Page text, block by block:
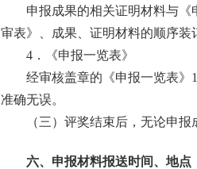
申报成果的相关证明材料与《
审表》、成果、证明材料的顺序装
4．《申报一览表》
经审核盖章的《申报一览表》1
准确无误。
（三）评奖结束后，无论申报
六、申报材料报送时间、地点